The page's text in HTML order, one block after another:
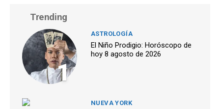
Trending
1
ASTROLOGÍA
El Niño Prodigio: Horóscopo de
hoy 8 agosto de 2026
NUEVA YORK